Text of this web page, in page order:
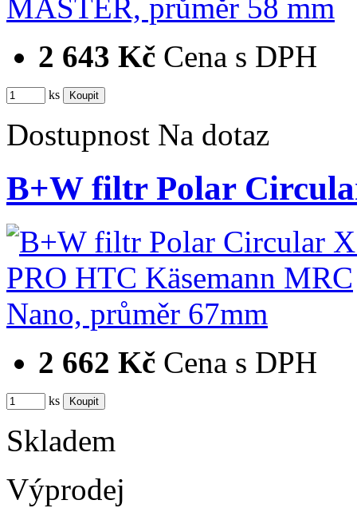
2 643 Kč Cena s DPH
ks
Dostupnost Na dotaz
B+W filtr Polar
2 662 Kč Cena s DPH
ks
Skladem
Výprodej